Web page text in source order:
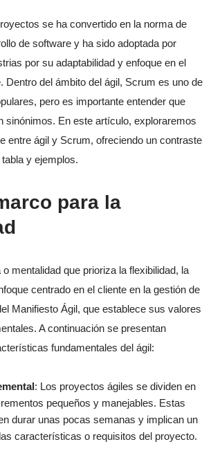
se ha convertido en la norma de
de software y ha sido adoptada por
por su adaptabilidad y enfoque en el
Dentro del ámbito del ágil, Scrum es uno de
pero es importante entender que
sinónimos. En este artículo, exploraremos
entre ágil y Scrum, ofreciendo un contraste
y ejemplos.
para la
mentalidad que prioriza la flexibilidad, la
centrado en el cliente en la gestión de
Manifiesto Ágil, que establece sus valores
A continuación se presentan
fundamentales del ágil:
: Los proyectos ágiles se dividen en
pequeños y manejables. Estas
durar unas pocas semanas y implican un
características o requisitos del proyecto.